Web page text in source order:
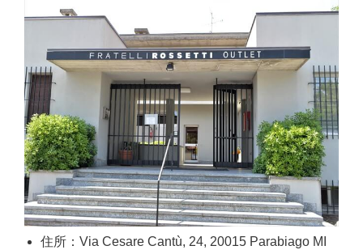
住所：Via Cesare Cantù, 24, 20015 Parabiago MI